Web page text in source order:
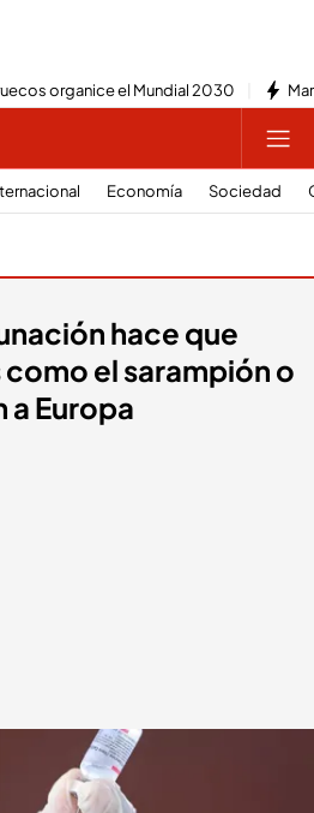
organice el Mundial 2030
Economía Sociedad
hace que
el sarampión o
a Europa
vuelvan enfermedades que creíamos